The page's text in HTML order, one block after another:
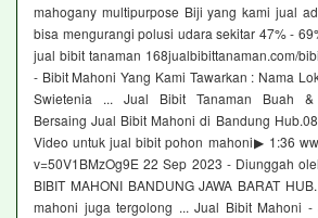
mahogany multipurpose Biji yang kami jual
bisa mengurangi polusi udara sekitar 47% -
jual bibit tanaman 168jualbibittanaman.com/
- Bibit Mahoni Yang Kami Tawarkan : Nama
Swietenia ... Jual Bibit Tanaman Buah
Bersaing Jual Bibit Mahoni di Bandung
Video untuk jual bibit pohon mahoni▶ 1:36
v=50V1BMzOg9E 22 Sep 2023 - Diunggah
BIBIT MAHONI BANDUNG JAWA BARAT
mahoni juga tergolong ... Jual Bibit Mahoni -